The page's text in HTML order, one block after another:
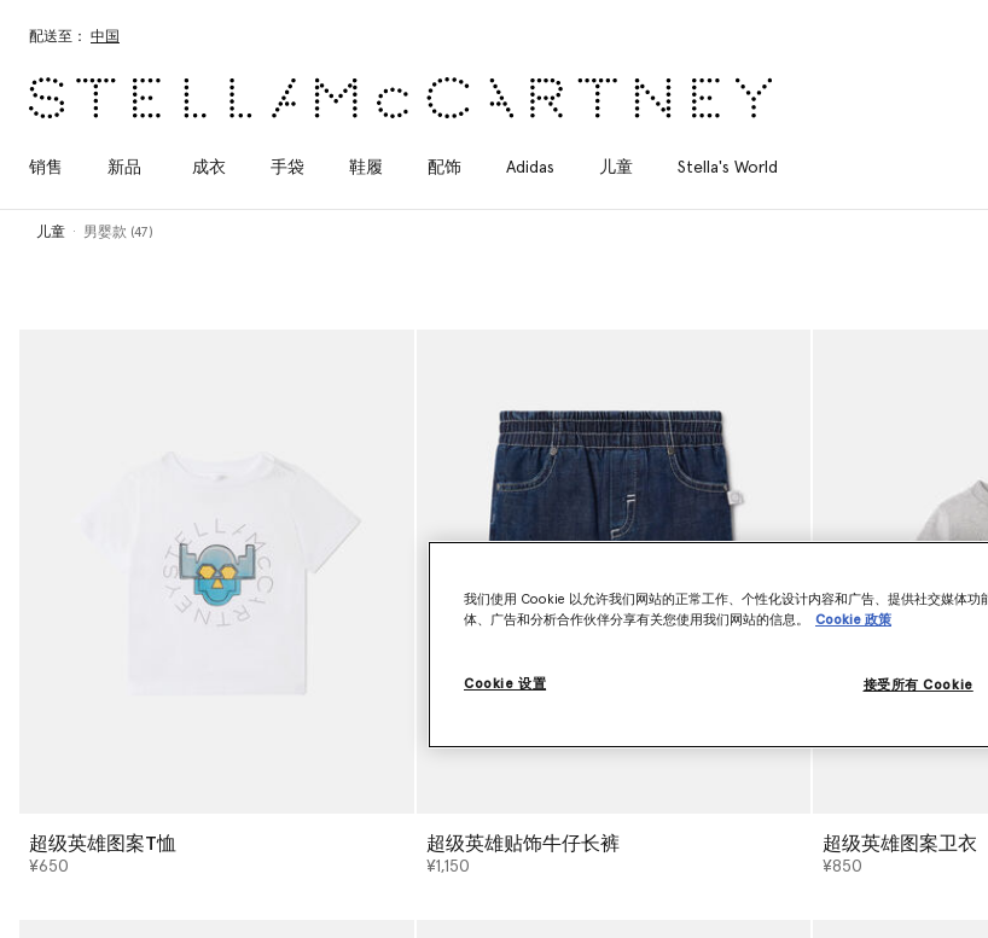
配送至： 中国
销售 新品 成衣 手袋 鞋履 配饰 Adidas 儿童 Stella's World
儿童 男婴款 (47)
超级英雄图案T恤
¥650
超级英雄贴饰牛仔长裤
¥1,150
超级英雄图案卫衣
¥850
我们使用 Cookie 以允许我们网站的正常工作、个性化设计内容和广告、提供社交媒体功
体、广告和分析合作伙伴分享有关您使用我们网站的信息。
Cookie 政策
Cookie 设置 接受所有 Cookie